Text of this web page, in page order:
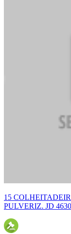
15
PULVERIZ. JD